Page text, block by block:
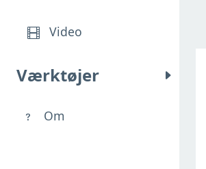
Video
Værktøjer
Om